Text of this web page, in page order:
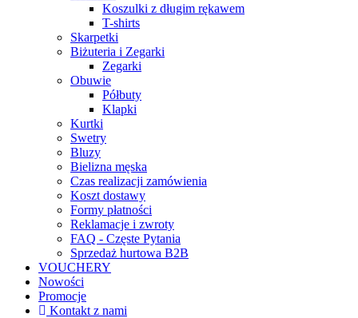
Koszulki z długim rękawem
T-shirts
Skarpetki
Biżuteria i Zegarki
Zegarki
Obuwie
Półbuty
Klapki
Kurtki
Swetry
Bluzy
Bielizna męska
Czas realizacji zamówienia
Koszt dostawy
Formy płatności
Reklamacje i zwroty
FAQ - Częste Pytania
Sprzedaż hurtowa B2B
VOUCHERY
Nowości
Promocje
Kontakt z nami